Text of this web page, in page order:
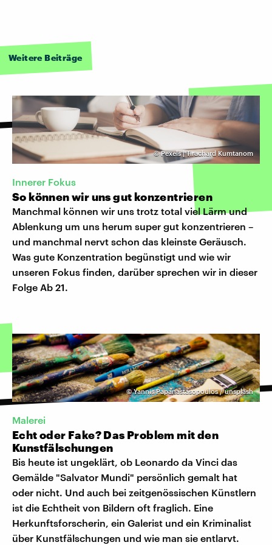
Weitere Beiträge
©Pexels | Tirachard Kumtanom
Innerer Fokus
So können wir uns gut konzentrieren
Manchmal können wir uns trotz total viel Lärm und
Ablenkung um uns herum super gut konzentrieren –
und manchmal nervt schon das kleinste Geräusch.
Was gute Konzentration begünstigt und wie wir
unseren Fokus finden, darüber sprechen wir in dieser
Folge Ab 21.
©Yannis Papanastasopoulos / unsplash
Malerei
Echt oder Fake? Das Problem mit den
Kunstfälschungen
Bis heute ist ungeklärt, ob Leonardo da Vinci das
Gemälde "Salvator Mundi" persönlich gemalt hat
oder nicht. Und auch bei zeitgenössischen Künstlern
ist die Echtheit von Bildern oft fraglich. Eine
Herkunftsforscherin, ein Galerist und ein Kriminalist
über Kunstfälschungen und wie man sie entlarvt.